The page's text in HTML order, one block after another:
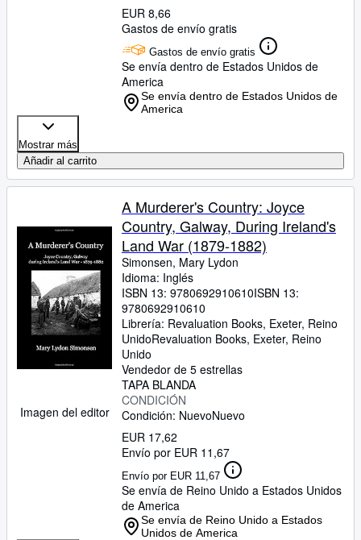
EUR 8,66
Gastos de envío gratis
Gastos de envío gratis
Se envía dentro de Estados Unidos de
America
Se envía dentro de Estados Unidos de
America
Mostrar más
Añadir al carrito
Imagen del editor
A Murderer's Country: Joyce
Country, Galway, During Ireland's
Land War (1879-1882)
Simonsen, Mary Lydon
Idioma: Inglés
ISBN 13: 9780692910610ISBN 13:
9780692910610
Librería: Revaluation Books, Exeter, Reino
UnidoRevaluation Books, Exeter, Reino
Unido
Vendedor de 5 estrellas
TAPA BLANDA
CONDICIÓN
Condición: NuevoNuevo
EUR 17,62
Envío por EUR 11,67
Envío por EUR 11,67
Se envía de Reino Unido a Estados Unidos
de America
Se envía de Reino Unido a Estados
Unidos de America